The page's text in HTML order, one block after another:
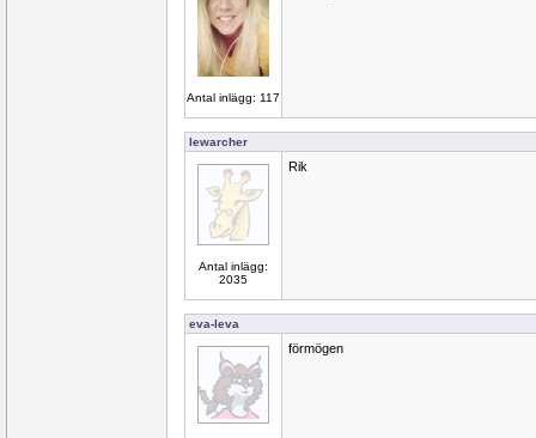
Antal inlägg: 117
lewarcher
Antal inlägg:
2035
Rik
eva-leva
förmögen